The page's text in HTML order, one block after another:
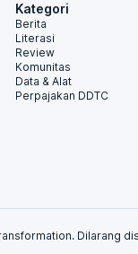
Kategori
Berita
Literasi
Review
Komunitas
Data & Alat
Perpajakan DDTC
Dilarang